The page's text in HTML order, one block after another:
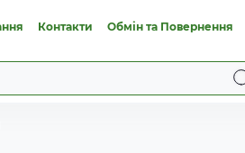
Контакти Обмін та Повернення